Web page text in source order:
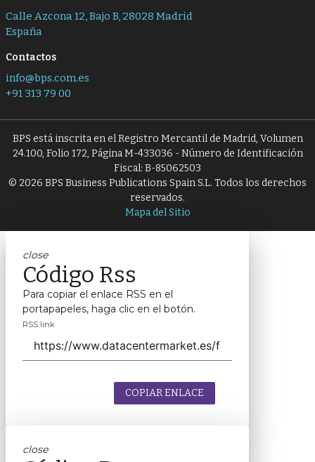
Calle Azcona 12, Bajo B, 28028 Madrid
España
Contactos
info@bps.com.es
+91 313 79 00
BPS está inscrita en el Registro Mercantil de Madrid, Volumen
24.100, Folio 172, Página M-433036 - Número de Identificación
Fiscal: B-85062503
© 2026 BPS Business Publications Spain S.L. Todos los derechos
reservados.
Mapa del Sitio
close
Código Rss
Para copiar el enlace RSS en el
portapapeles, haga clic en el botón.
RSS link
COPIAR ENLACE
close